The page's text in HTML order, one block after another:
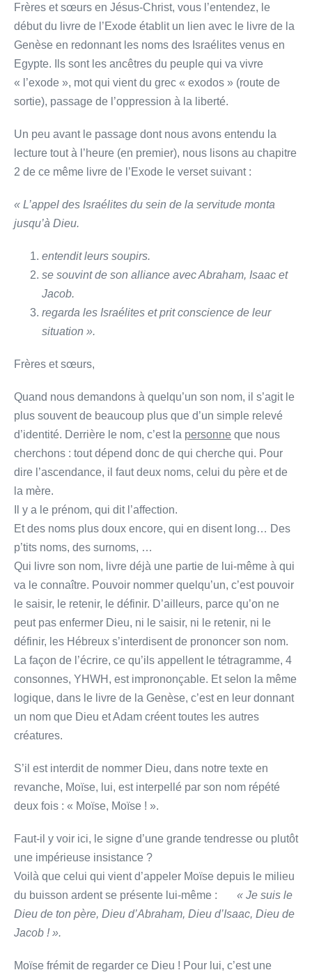
Frères et sœurs en Jésus-Christ, vous l’entendez, le
début du livre de l’Exode établit un lien avec le livre de la
Genèse en redonnant les noms des Israélites venus en
Egypte. Ils sont les ancêtres du peuple qui va vivre
« l’exode », mot qui vient du grec « exodos » (route de
sortie), passage de l’oppression à la liberté.
Un peu avant le passage dont nous avons entendu la
lecture tout à l’heure (en premier), nous lisons au chapitre
2 de ce même livre de l’Exode le verset suivant :
« L’appel des Israélites du sein de la servitude monta
jusqu’à Dieu.
entendit leurs soupirs.
se souvint de son alliance avec Abraham, Isaac et
Jacob.
regarda les Israélites et prit conscience de leur
situation ».
Frères et sœurs,
Quand nous demandons à quelqu’un son nom, il s’agit le
plus souvent de beaucoup plus que d’un simple relevé
d’identité. Derrière le nom, c’est la personne que nous
cherchons : tout dépend donc de qui cherche qui. Pour
dire l’ascendance, il faut deux noms, celui du père et de
la mère.
Il y a le prénom, qui dit l’affection.
Et des noms plus doux encore, qui en disent long… Des
p’tits noms, des surnoms, …
Qui livre son nom, livre déjà une partie de lui-même à qui
va le connaître. Pouvoir nommer quelqu’un, c’est pouvoir
le saisir, le retenir, le définir. D’ailleurs, parce qu’on ne
peut pas enfermer Dieu, ni le saisir, ni le retenir, ni le
définir, les Hébreux s’interdisent de prononcer son nom.
La façon de l’écrire, ce qu’ils appellent le tétragramme, 4
consonnes, YHWH, est imprononçable. Et selon la même
logique, dans le livre de la Genèse, c’est en leur donnant
un nom que Dieu et Adam créent toutes les autres
créatures.
S’il est interdit de nommer Dieu, dans notre texte en
revanche, Moïse, lui, est interpellé par son nom répété
deux fois : « Moïse, Moïse ! ».
Faut-il y voir ici, le signe d’une grande tendresse ou plutôt
une impérieuse insistance ?
Voilà que celui qui vient d’appeler Moïse depuis le milieu
du buisson ardent se présente lui-même : « Je suis le
Dieu de ton père, Dieu d’Abraham, Dieu d’Isaac, Dieu de
Jacob ! ».
Moïse frémit de regarder ce Dieu ! Pour lui, c’est une